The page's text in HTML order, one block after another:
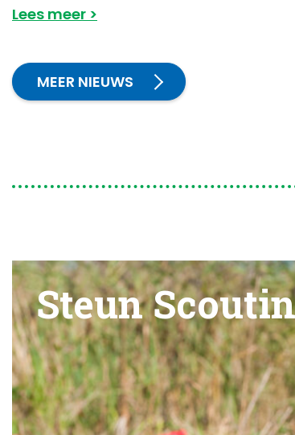
Lees meer
MEER NIEUWS
Steun